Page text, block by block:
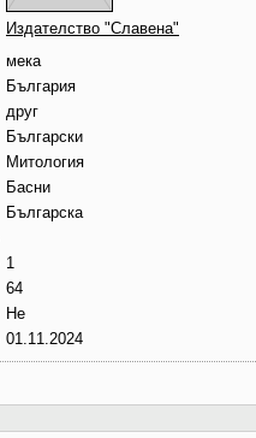
Издателство "Славена"
мека
България
друг
Български
Митология
Басни
Българска
1
64
Не
01.11.2024